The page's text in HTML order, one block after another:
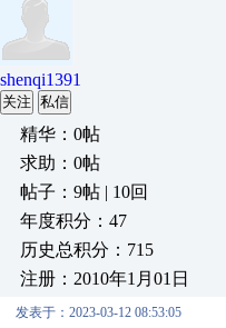
shenqi1391
关注 私信
精华：0帖
求助：0帖
帖子：9帖 | 10回
年度积分：47
历史总积分：715
注册：2010年1月01日
发表于：2023-03-12 08:53:05